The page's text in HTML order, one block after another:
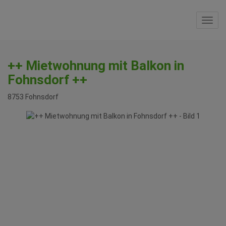
++ Mietwohnung mit Balkon in
Fohnsdorf ++
8753 Fohnsdorf